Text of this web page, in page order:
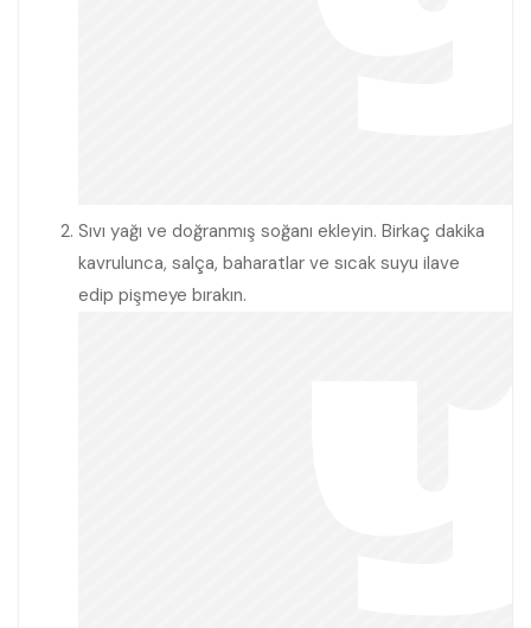
Sıvı yağı ve doğranmış soğanı ekleyin. Birkaç dakika
kavrulunca, salça, baharatlar ve sıcak suyu ilave
edip pişmeye bırakın.